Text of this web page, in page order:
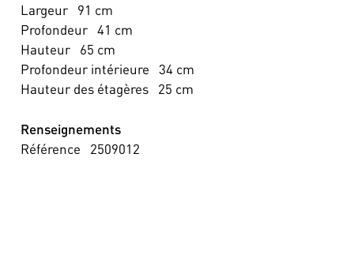
Largeur
91 cm
Profondeur 41 cm
Hauteur
65 cm
Profondeur intérieure
34 cm
Hauteur des étagères
25 cm
Renseignements
Référence
2509012